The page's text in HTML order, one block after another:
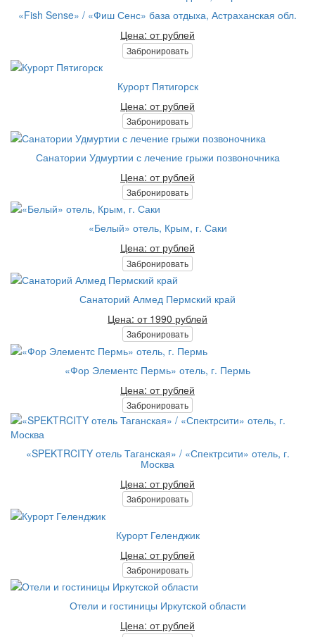
«Fish Sense» / «Фиш Сенс» база отдыха, Астраханская обл.
Цена: от рублей
Забронировать
Курорт Пятигорск
Цена: от рублей
Забронировать
Санатории Удмуртии с лечение грыжи позвоночника
Цена: от рублей
Забронировать
«Белый» отель, Крым, г. Саки
Цена: от рублей
Забронировать
Санаторий Алмед Пермский край
Цена: от 1990 рублей
Забронировать
«Фор Элементс Пермь» отель, г. Пермь
Цена: от рублей
Забронировать
«SPEKTRCITY отель Таганская» / «Спектрсити» отель, г.
Москва
Цена: от рублей
Забронировать
Курорт Геленджик
Цена: от рублей
Забронировать
Отели и гостиницы Иркутской области
Цена: от рублей